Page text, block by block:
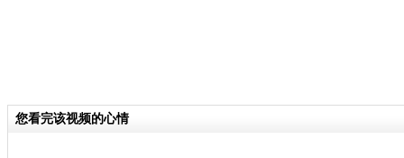
您看完该视频的心情